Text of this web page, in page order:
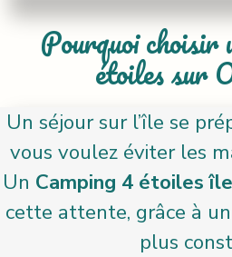
Pourquoi choisir
étoiles sur
Un séjour sur l’île se
vous voulez éviter les
Un Camping 4 étoiles
cette attente, grâce à
plus